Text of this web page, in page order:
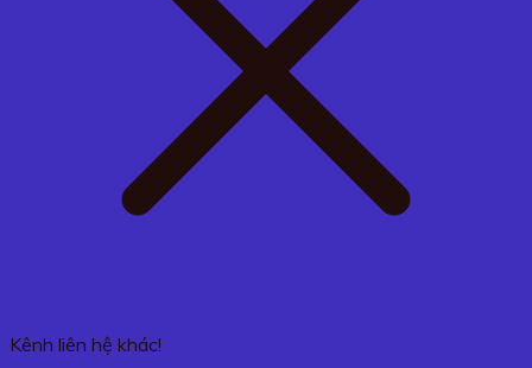
Kênh liên hệ khác!